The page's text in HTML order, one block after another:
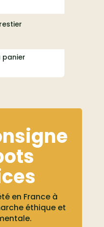
panier
en France à
éthique et